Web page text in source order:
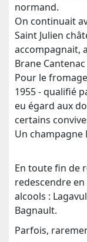
normand.
On continuait
Saint Julien
accompagnait,
Brane
Pour le
1955 - qualifié
eu égard aux
certains
Un champagne
En toute fin de
redescendre
alcools :
Bagnault.
Parfois,